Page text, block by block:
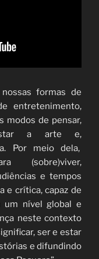
formas de
entretenimento,
modos de pensar,
a arte e,
Por meio dela,
(sobre)viver,
e tempos
e crítica, capaz de
um nível global e
neste contexto
ser e estar
e difundindo